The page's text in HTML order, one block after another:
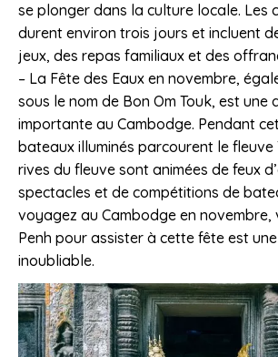
se plonger dans la culture locale. Les
durent environ trois jours et incluent
jeux, des repas familiaux et des
– La Fête des Eaux en novembre,
sous le nom de Bon Om Touk, est une
importante au Cambodge. Pendant
bateaux illuminés parcourent le fleuve
rives du fleuve sont animées de feux
spectacles et de compétitions de
voyagez au Cambodge en novembre,
Penh pour assister à cette fête est
inoubliable.